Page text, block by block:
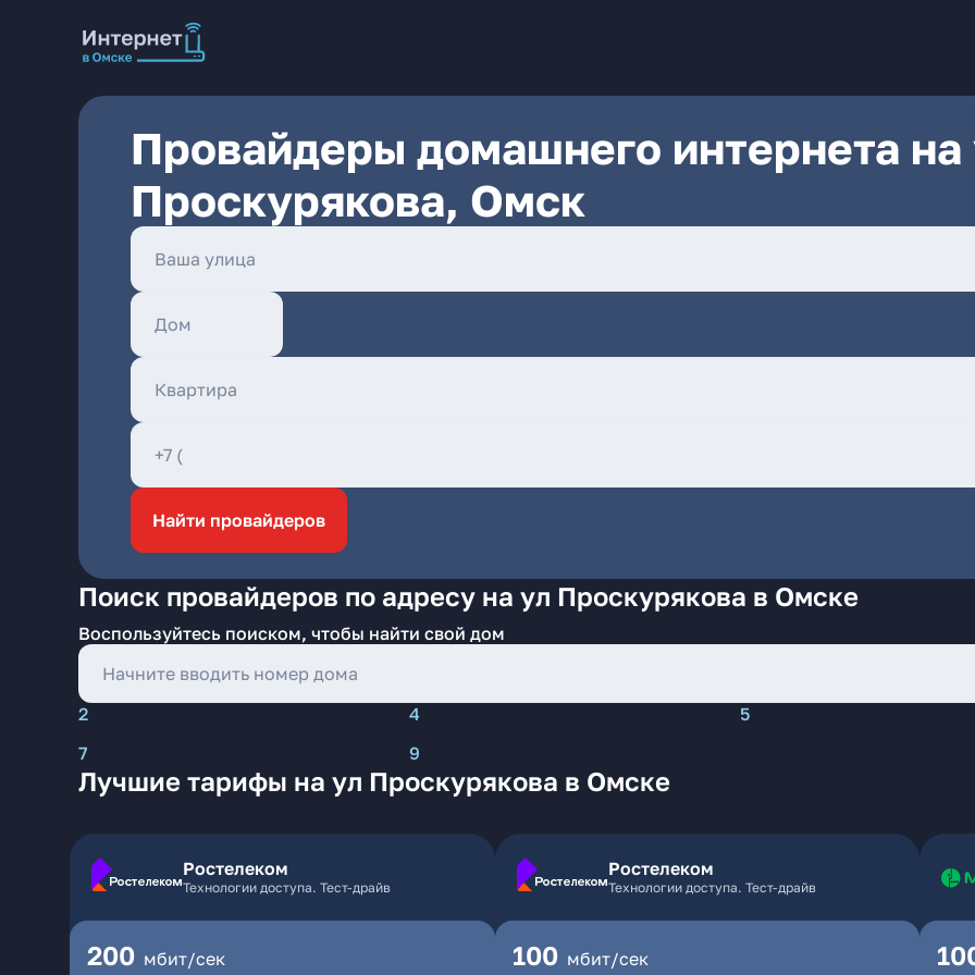
Провайдеры домашнего интернета на
Проскурякова, Омск
Найти провайдеров
Поиск провайдеров по адресу на ул Проскурякова в Омске
Воспользуйтесь поиском, чтобы найти свой дом
2 4 5
7
9
Лучшие тарифы на ул Проскурякова в Омске
Ростелеком
Технологии доступа. Тест-драйв
200 мбит/сек
Ростелеком
Технологии доступа. Тест-драйв
100 мбит/сек